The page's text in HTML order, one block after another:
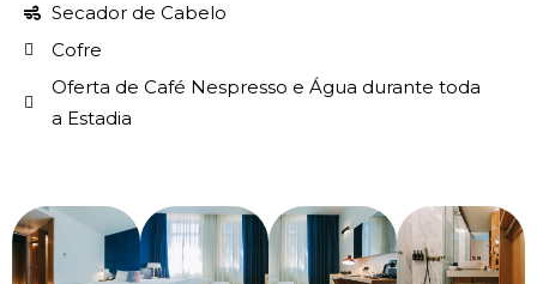
Secador de Cabelo
Cofre
Oferta de Café Nespresso e Água durante toda
a Estadia